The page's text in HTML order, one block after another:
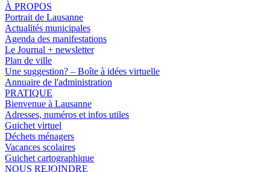
À PROPOS
Portrait de Lausanne
Actualités municipales
Agenda des manifestations
Le Journal + newsletter
Plan de ville
Une suggestion? – Boîte à idées virtuelle
Annuaire de l'administration
PRATIQUE
Bienvenue à Lausanne
Adresses, numéros et infos utiles
Guichet virtuel
Déchets ménagers
Vacances scolaires
Guichet cartographique
NOUS REJOINDRE